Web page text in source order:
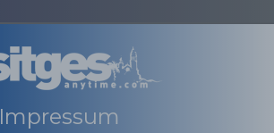
Impressum